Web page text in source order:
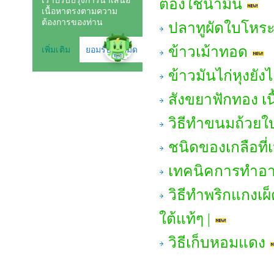
ต้องใช้น้ำมัน
ปลาทูผัดใบโหร
ข้าวเม้าทอด
ข้าวมันไก่หุงยัง
สังขยาฟักทอง
วิธีทำขนมถ้วยใ
ชนิดของเกลือที่
เทคนิคการทำ
วิธีทำพริกแกงเ
ใต้แท้ๆ |
วิธีเก็บหอมแดง